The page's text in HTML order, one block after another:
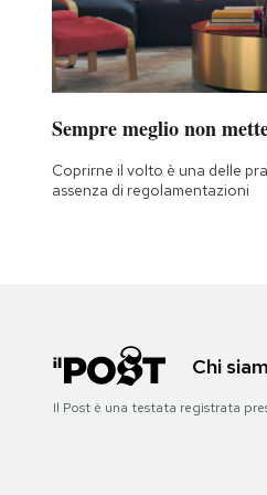
Sempre meglio non
Coprirne il volto è una delle
assenza di regolamentazioni
Chi
Il Post è una testata registrata